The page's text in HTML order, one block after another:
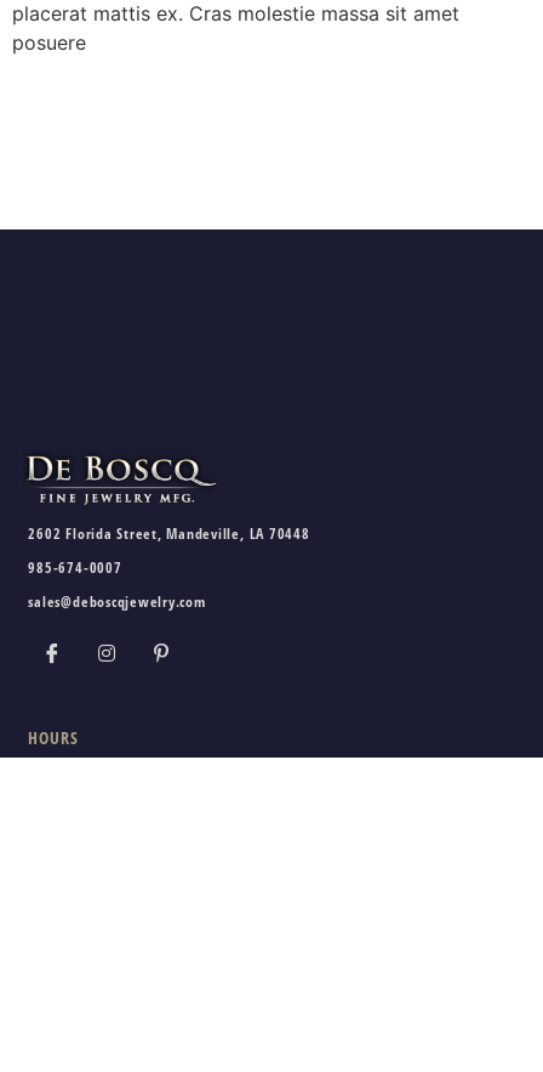
placerat mattis ex. Cras molestie massa sit amet
posuere
2602 Florida Street, Mandeville, LA 70448
985-674-0007
sales@deboscqjewelry.com
HOURS